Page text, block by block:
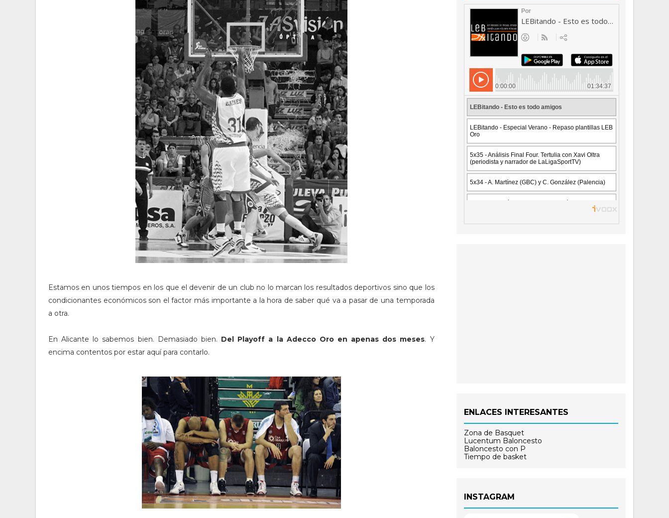
Estamos en unos tiempos en los que el devenir de un club no lo marcan los resultados deportivos sino que los
condicionantes económicos son el factor más importante a la hora de saber qué va a pasar de una temporada
a otra.
En Alicante lo sabemos bien. Demasiado bien. Del Playoff a la Adecco Oro en apenas dos meses. Y
encima contentos por estar aquí para contarlo.
ENLACES INTERESANTES
Zona de Basquet
Lucentum Baloncesto
Baloncesto con P
Tiempo de basket
INSTAGRAM